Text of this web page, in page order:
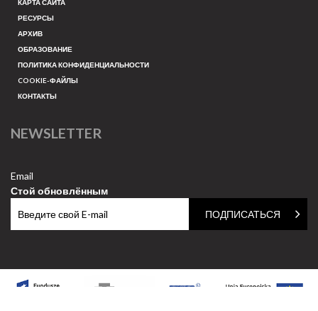
КАРТА САЙТА
РЕСУРСЫ
АРХИВ
ОБРАЗОВАНИЕ
ПОЛИТИКА КОНФИДЕНЦИАЛЬНОСТИ
COOKIE-ФАЙЛЫ
КОНТАКТЫ
NEWSLETTER
Email
Стой обновлённым